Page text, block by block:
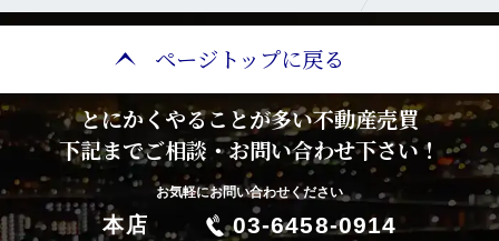
ページトップに戻る
とにかくやることが多い不動産売買
下記までご相談・お問い合わせ下さい！
お気軽にお問い合わせください
本店 03-6458-0914